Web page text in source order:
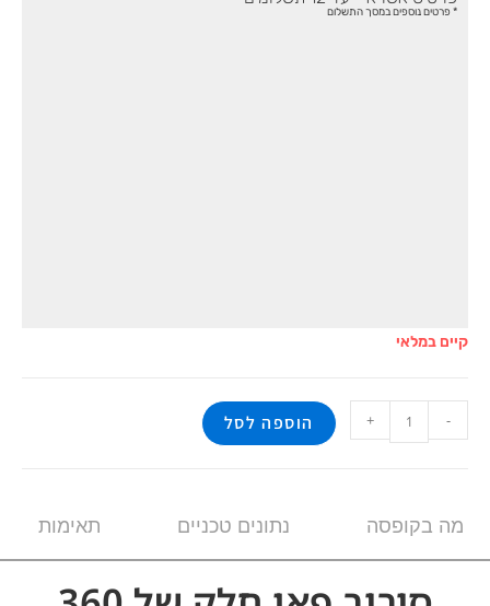
* פרטים נוספים במסך התשלום
קיים במלאי
-
+ הוספה לסל
מה בקופסה נתונים טכניים תאימות